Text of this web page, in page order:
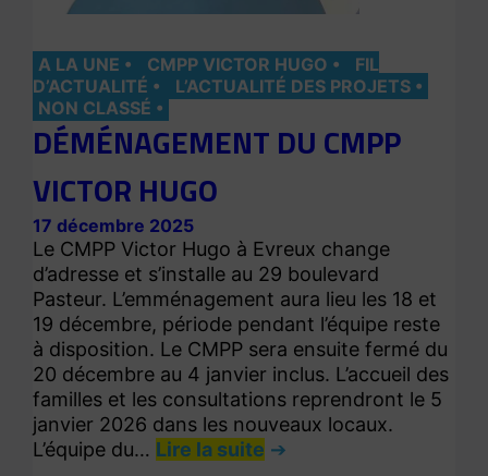
A LA UNE CMPP VICTOR HUGO
FIL
D’ACTUALITÉ
L’ACTUALITÉ DES PROJETS
NON CLASSÉ
DÉMÉNAGEMENT DU CMPP
VICTOR HUGO
17 décembre 2025
Le CMPP Victor Hugo à Evreux change
d’adresse et s’installe au 29 boulevard
Pasteur. L’emménagement aura lieu les 18 et
19 décembre, période pendant l’équipe reste
à disposition. Le CMPP sera ensuite fermé du
20 décembre au 4 janvier inclus. L’accueil des
familles et les consultations reprendront le 5
janvier 2026 dans les nouveaux locaux.
L’équipe du… Lire la suite